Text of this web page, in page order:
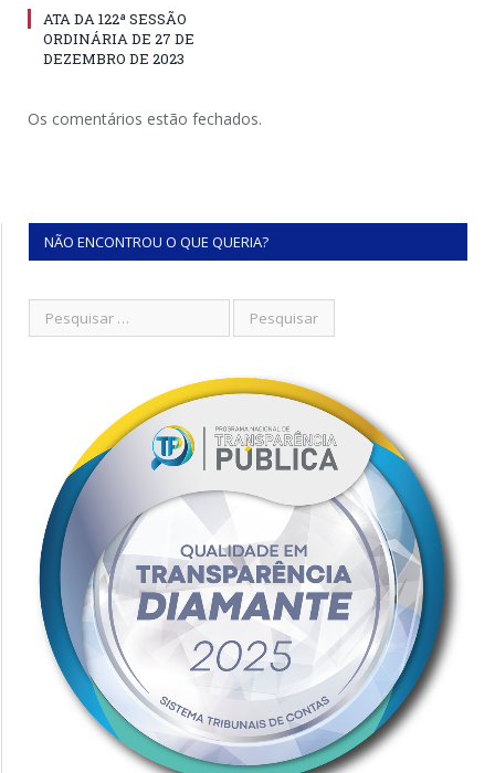
ATA DA 122ª SESSÃO
ORDINÁRIA DE 27 DE
DEZEMBRO DE 2023
Os comentários estão fechados.
NÃO ENCONTROU O QUE QUERIA?